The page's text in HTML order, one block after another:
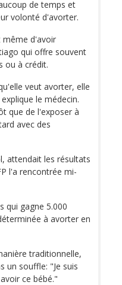
de temps et
volonté d'avorter.
même d'avoir
qui offre souvent
ou à crédit.
veut avorter, elle
le médecin.
que de l'exposer à
avec des
attendait les résultats
l'a rencontrée mi-
qui gagne 5.000
à avorter en
traditionnelle,
un souffle: "Je suis
ce bébé."